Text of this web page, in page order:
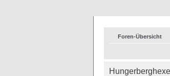
Foren-Übersicht